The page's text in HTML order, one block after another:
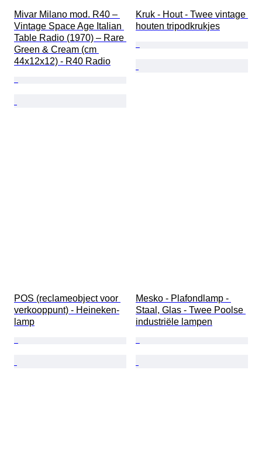
Mivar Milano mod. R40 –
Vintage Space Age Italian
Table Radio (1970) – Rare
Green & Cream (cm
44x12x12) - R40 Radio
Kruk - Hout - Twee vintage
houten tripodkrukjes
POS (reclameobject voor
verkooppunt) - Heineken-
lamp
Mesko - Plafondlamp -
Staal, Glas - Twee Poolse
industriële lampen